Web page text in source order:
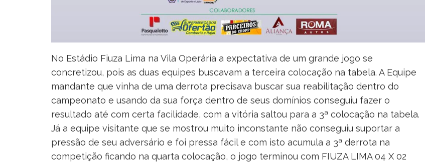
No Estádio Fiuza Lima na Vila Operária a expectativa de um grande jogo se
concretizou, pois as duas equipes buscavam a terceira colocação na tabela. A Equipe
mandante que vinha de uma derrota precisava buscar sua reabilitação dentro do
campeonato e usando da sua força dentro de seus domínios conseguiu fazer o
resultado até com certa facilidade, com a vitória saltou para a 3ª colocação na tabela.
Já a equipe visitante que se mostrou muito inconstante não conseguiu suportar a
pressão de seu adversário e foi pressa fácil e com isto acumula a 3ª derrota na
competição ficando na quarta colocação, o jogo terminou com FIUZA LIMA 04 X 02